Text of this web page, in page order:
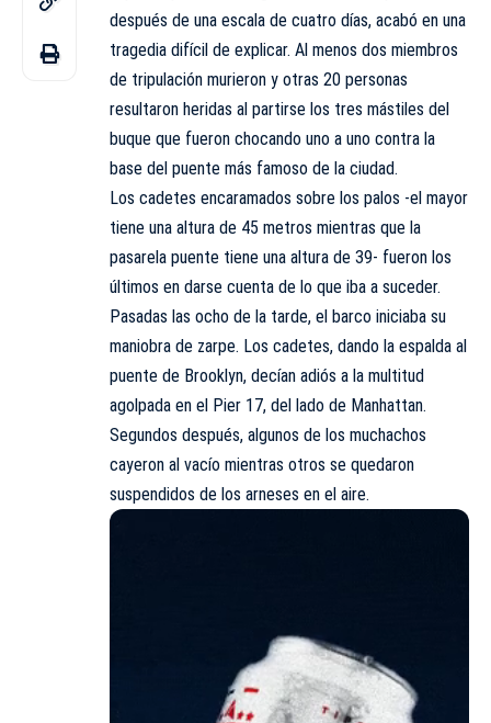
después de una escala de cuatro días, acabó en una
tragedia difícil de explicar. Al menos dos miembros
de tripulación murieron y otras 20 personas
resultaron heridas al partirse los tres mástiles del
buque que fueron chocando uno a uno contra la
base del puente más famoso de la ciudad.
Los cadetes encaramados sobre los palos -el mayor
tiene una altura de 45 metros mientras que la
pasarela puente tiene una altura de 39- fueron los
últimos en darse cuenta de lo que iba a suceder.
Pasadas las ocho de la tarde, el barco iniciaba su
maniobra de zarpe. Los cadetes, dando la espalda al
puente de Brooklyn, decían adiós a la multitud
agolpada en el Pier 17, del lado de Manhattan.
Segundos después, algunos de los muchachos
cayeron al vacío mientras otros se quedaron
suspendidos de los arneses en el aire.